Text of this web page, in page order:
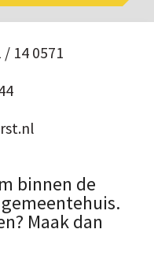
14 0571
binnen de
Maak dan